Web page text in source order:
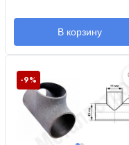
В корзину
-9%